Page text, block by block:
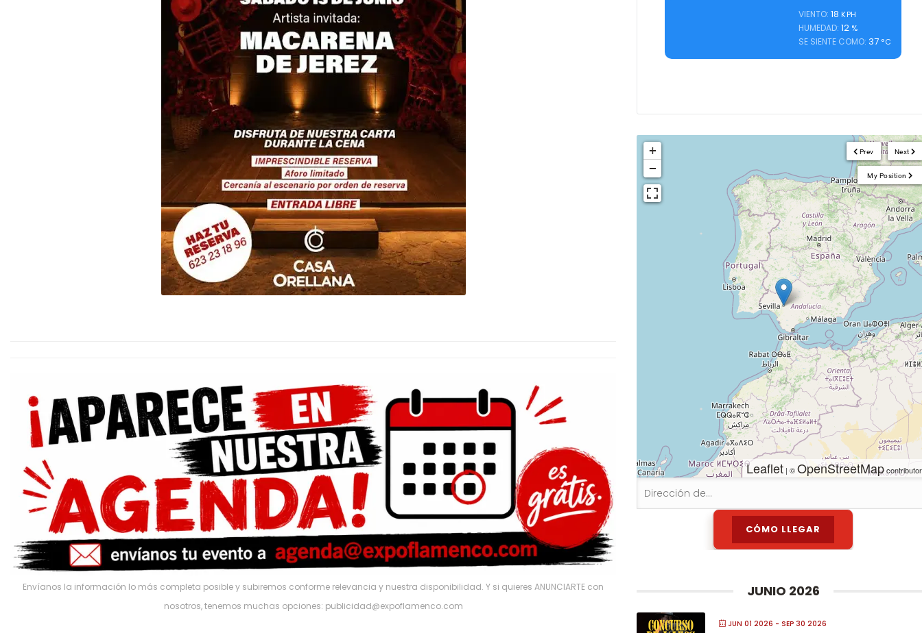
Envíanos la información lo más completa posible y subiremos conforme relevancia y nuestra disponibilidad. Y si quieres ANUNCIARTE con
nosotros, tenemos muchas opciones: publicidad@expoflamenco.com
VIENTO: 18 KPH
HUMEDAD: 12%
SE SIENTE COMO: 37°C
Next
Prev
My Position
+
−
Leaflet| ©OpenStreetMap
JUNIO 2026
JUN 01 2026 - SEP 30 2026